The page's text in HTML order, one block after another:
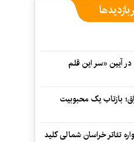
در آیین «سر این قلم
بازتاب یک محبوبیت
تئاتر خراسان شمالی کلید